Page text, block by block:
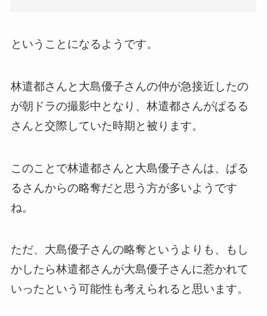
ということになるようです。
林遣都さんと大島優子さんの仲が急接近したの
が朝ドラの撮影中となり、林遣都さんがぱるる
さんと交際していた時期と被ります。
このことで林遣都さんと大島優子さんは、ぱる
るさんからの略奪だと思う方が多いようです
ね。
ただ、大島優子さんの略奪というよりも、もし
かしたら林遣都さんが大島優子さんに惹かれて
いったという可能性も考えられると思います。